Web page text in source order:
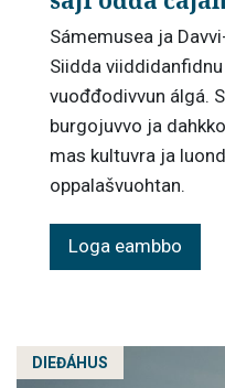
Sámemusea ja
Siidda
vuođđodivvun álgá.
burgojuvvo ja
mas kultuvra ja
oppalašvuohtan.
Loga eambbo
DIEĐÁHUS